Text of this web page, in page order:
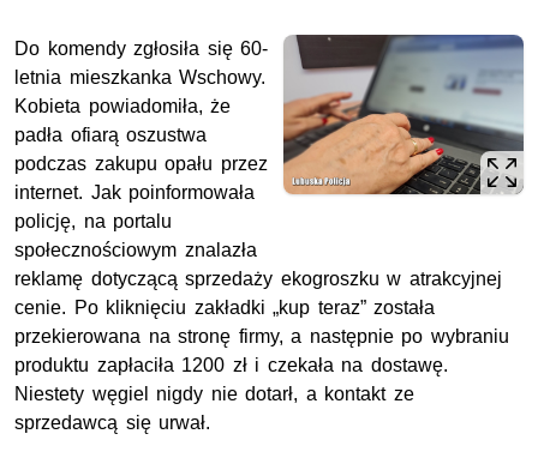
Do komendy zgłosiła się 60-
letnia mieszkanka Wschowy.
Kobieta powiadomiła, że
padła ofiarą oszustwa
podczas zakupu opału przez
internet. Jak poinformowała
policję, na portalu
społecznościowym znalazła
reklamę dotyczącą sprzedaży ekogroszku w atrakcyjnej
cenie. Po kliknięciu zakładki „kup teraz” została
przekierowana na stronę firmy, a następnie po wybraniu
produktu zapłaciła 1200 zł i czekała na dostawę.
Niestety węgiel nigdy nie dotarł, a kontakt ze
sprzedawcą się urwał.